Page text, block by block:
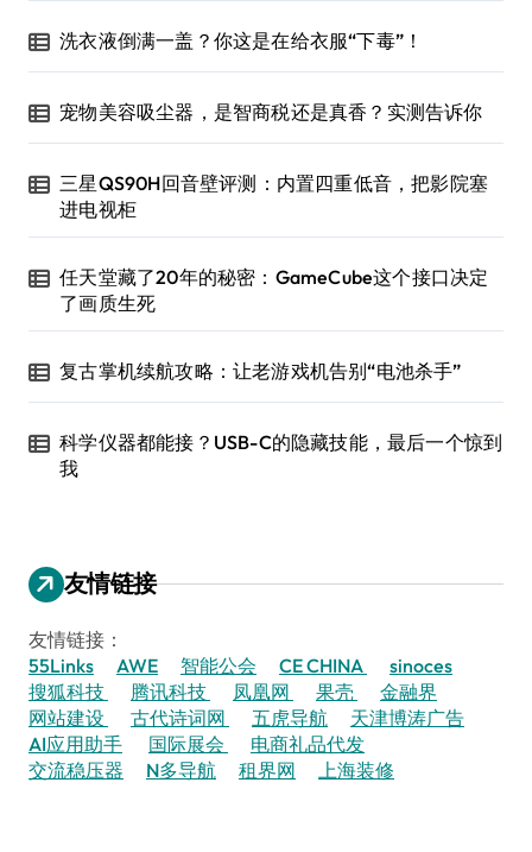
洗衣液倒满一盖？你这是在给衣服“下毒”！
宠物美容吸尘器，是智商税还是真香？实测告诉你
三星QS90H回音壁评测：内置四重低音，把影院塞
进电视柜
任天堂藏了20年的秘密：GameCube这个接口决定
了画质生死
复古掌机续航攻略：让老游戏机告别“电池杀手”
科学仪器都能接？USB-C的隐藏技能，最后一个惊到
我
友情链接
友情链接：
55Links
AWE 智能公会 CE CHINA
sinoces
搜狐科技
腾讯科技 凤凰网 果壳
金融界
网站建设
古代诗词网 五虎导航
天津博涛广告
AI应用助手
国际展会
电商礼品代发
交流稳压器
N多导航 租界网 上海装修